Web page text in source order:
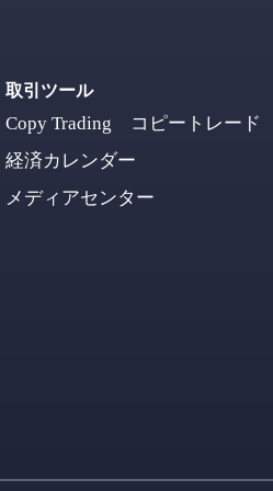
取引ツール
Copy Trading コピートレード
経済カレンダー
メディアセンター